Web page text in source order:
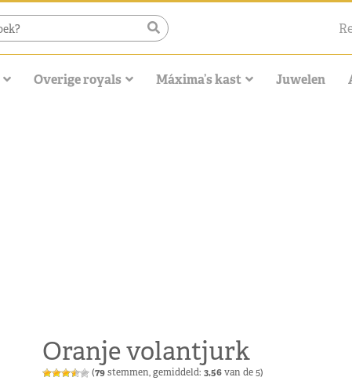
Overige royals Máxima’s kast Juwelen
Oranje volantjurk
(79stemmen, gemiddeld: 3,56van de 5)